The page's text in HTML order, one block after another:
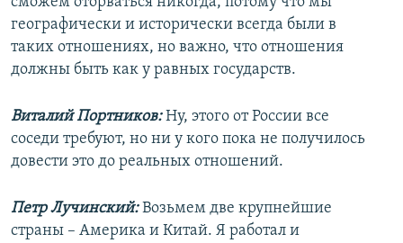
географически и исторически всегда были в
таких отношениях, но важно, что отношения
должны быть как у равных государств.
Виталий Портников:Ну, этого от России все
соседи требуют, но ни у кого пока не получилось
довести это до реальных отношений.
Петр Лучинский:Возьмем две крупнейшие
страны – Америка и Китай. Я работал и